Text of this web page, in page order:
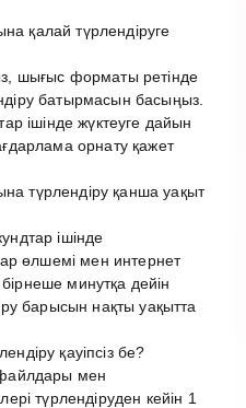
қалай түрлендіруге
шығыс форматы ретінде
батырмасын басыңыз.
ішінде жүктеуге дайын
орнату қажет
түрлендіру қанша уақыт
ішінде
өлшемі мен интернет
минутқа дейін
барысын нақты уақытта
қауіпсіз бе?
мен
түрлендіруден кейін 1